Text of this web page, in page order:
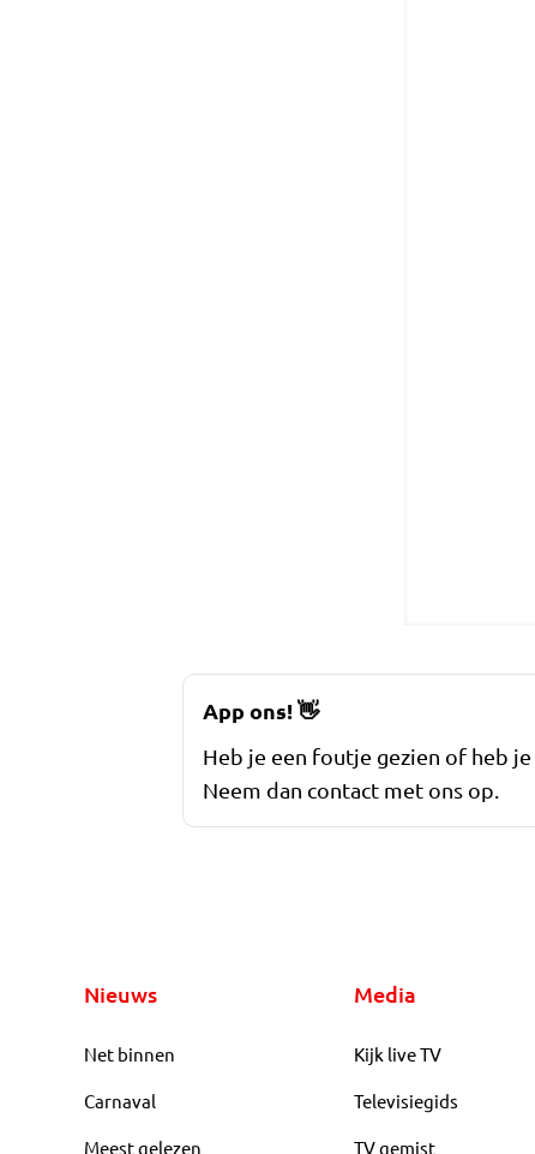
App ons!👋
Heb je een foutje gezien of heb
Neem dan contact met ons op.
Nieuws
Net binnen
Carnaval
Meest gelezen
Media
Kijk live TV
Televisiegids
TV gemist